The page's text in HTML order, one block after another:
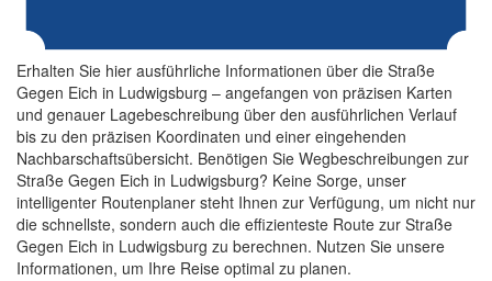
Erhalten Sie hier ausführliche Informationen über die Straße
Gegen Eich in Ludwigsburg – angefangen von präzisen Karten
und genauer Lagebeschreibung über den ausführlichen Verlauf
bis zu den präzisen Koordinaten und einer eingehenden
Nachbarschaftsübersicht. Benötigen Sie Wegbeschreibungen zur
Straße Gegen Eich in Ludwigsburg? Keine Sorge, unser
intelligenter Routenplaner steht Ihnen zur Verfügung, um nicht nur
die schnellste, sondern auch die effizienteste Route zur Straße
Gegen Eich in Ludwigsburg zu berechnen. Nutzen Sie unsere
Informationen, um Ihre Reise optimal zu planen.